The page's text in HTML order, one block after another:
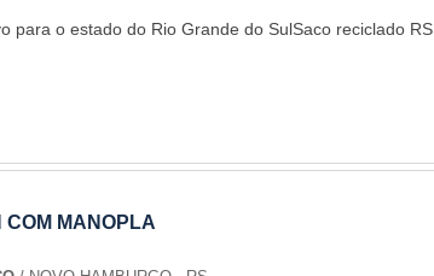
para o estado do Rio Grande do SulSaco reciclado RS.
COM MANOPLA